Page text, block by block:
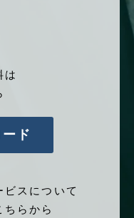
は
ド
ビスについて
らから